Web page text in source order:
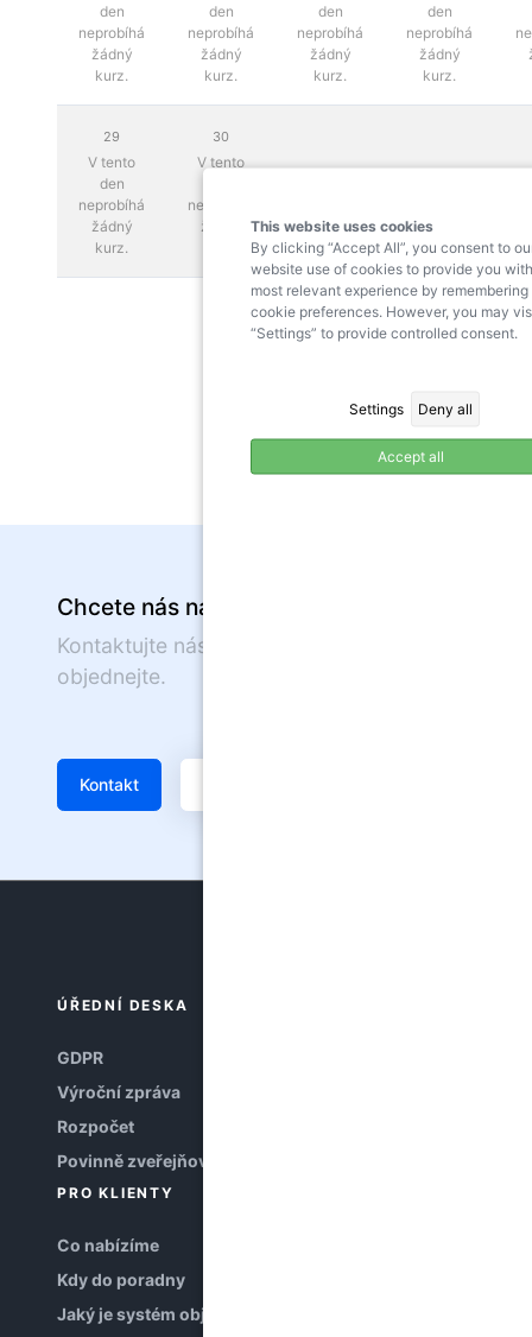
This website uses cookies
By clicking “Accept All”, you consent to
website use of cookies to provide you
most relevant experience by remembering
cookie preferences. However, you may
“Settings” to provide controlled consent.
Settings Deny all
Accept all
den
neprobíhá
žádný
kurz.
den
neprobíhá
žádný
kurz.
den
neprobíhá
žádný
kurz.
den
neprobíhá
žádný
kurz.
29
V tento
den
neprobíhá
žádný
kurz.
30
V tento
neprobíhá
žádný
Chcete nás navštívit?
Kontaktujte nás nebo se on-line
objednejte.
Kontakt
ÚŘEDNÍ DESKA
GDPR
Výroční zpráva
Rozpočet
Povinně zveřejňované informace
PRO KLIENTY
Co nabízíme
Kdy do poradny
Jaký je systém objednávání